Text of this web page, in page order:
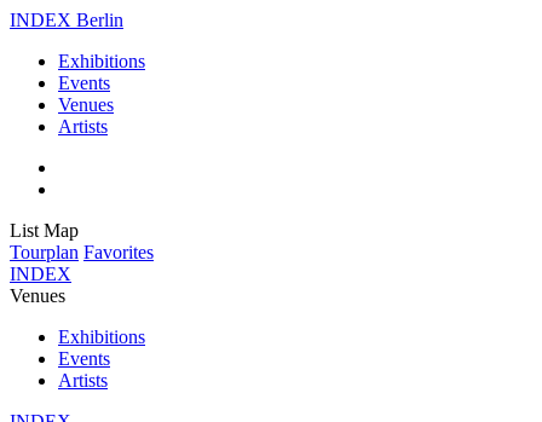
INDEX Berlin
Exhibitions
Events
Venues
Artists
List Map
Tourplan Favorites
INDEX
Venues
Exhibitions
Events
Artists